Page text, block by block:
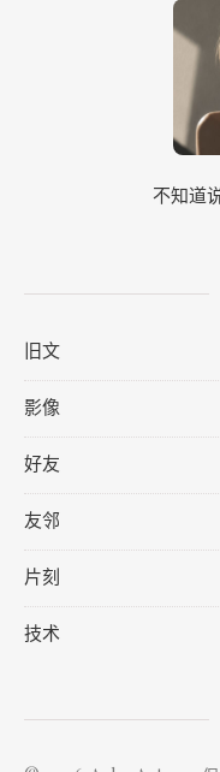
不知道
旧文
影像
好友
友邻
片刻
技术